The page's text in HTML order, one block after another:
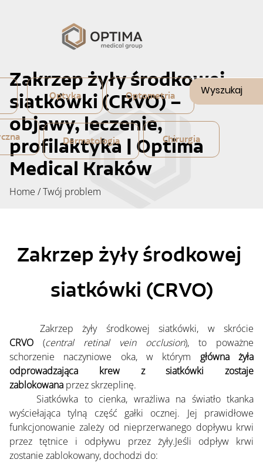
Optyka Optometria
Dermatologia Chirurgia
Zakrzep żyły środkowej
siatkówki (CRVO) –
objawy, leczenie,
profilaktyka | Optima
Medical Kraków
Home /Twój problem
Zakrzep żyły środkowej
siatkówki (CRVO)
CRVO (central retinal vein occlusion), to poważne
schorzenie naczyniowe oka, w którym główna żyła
odprowadzająca krew z siatkówki zostaje
zablokowana przez skrzeplinę.
wyściełająca tylną część gałki ocznej. Jej prawidłowe
funkcjonowanie zależy od nieprzerwanego dopływu krwi
przez tętnice i odpływu przez żyły.Jeśli odpływ krwi
zostanie zablokowany, dochodzi do: